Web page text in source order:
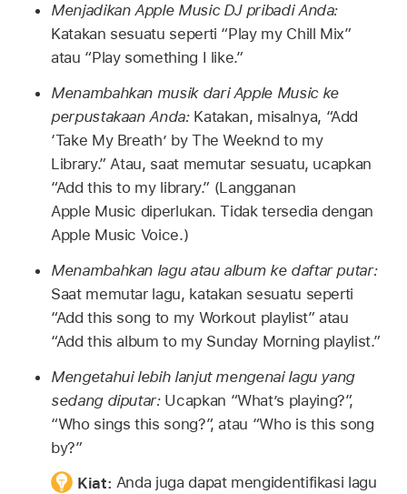
Menjadikan Apple Music DJ pribadi Anda:
Katakan sesuatu seperti “Play my Chill Mix”
atau “Play something I like.”
Menambahkan musik dari Apple Music ke
perpustakaan Anda:Katakan, misalnya, “Add
‘Take My Breath’ by The Weeknd to my
Library.” Atau, saat memutar sesuatu, ucapkan
“Add this to my library.” (Langganan
Apple Music diperlukan. Tidak tersedia dengan
Apple Music Voice.)
Menambahkan lagu atau album ke daftar putar:
Saat memutar lagu, katakan sesuatu seperti
“Add this song to my Workout playlist” atau
“Add this album to my Sunday Morning playlist.”
Mengetahui lebih lanjut mengenai lagu yang
sedang diputar:Ucapkan “What’s playing?”,
“Who sings this song?”, atau “Who is this song
by?”
Kiat: Anda juga dapat mengidentifikasi lagu